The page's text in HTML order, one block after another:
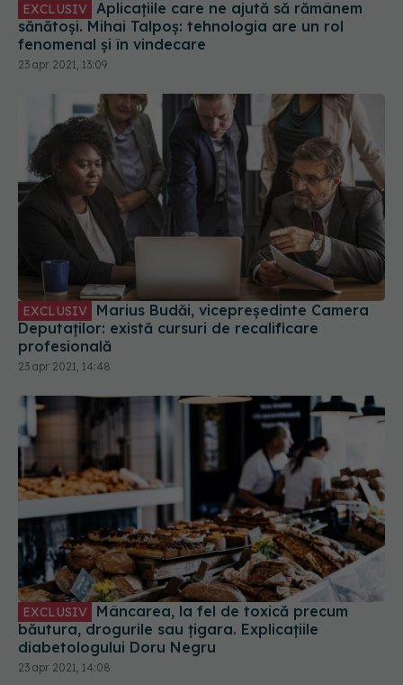
EXCLUSIV
sănătoși. Mihai Talpoș: tehnologia are un rol
fenomenal și în vindecare
23 apr 2021, 13:09
EXCLUSIV
Deputaților: există cursuri de recalificare
profesională
23 apr 2021, 14:48
EXCLUSIV
băutura, drogurile sau țigara. Explicațiile
diabetologului Doru Negru
23 apr 2021, 14:08